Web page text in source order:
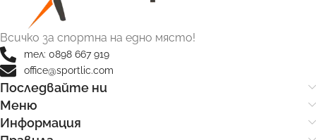
Всичко за спортна на едно място!
тел: 0898 667 919
office@sportlic.com
Последвайте ни
Меню
Информация